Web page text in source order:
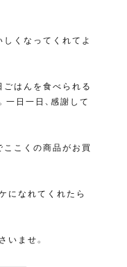
しくなってくれてよ
ごはんを食べられる
日一日、感謝して
ここくの商品がお買
になれてくれたら
いませ。